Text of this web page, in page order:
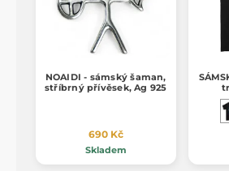
NOAIDI - sámský šaman,
stříbrný přívěsek, Ag 925
690 Kč
Skladem